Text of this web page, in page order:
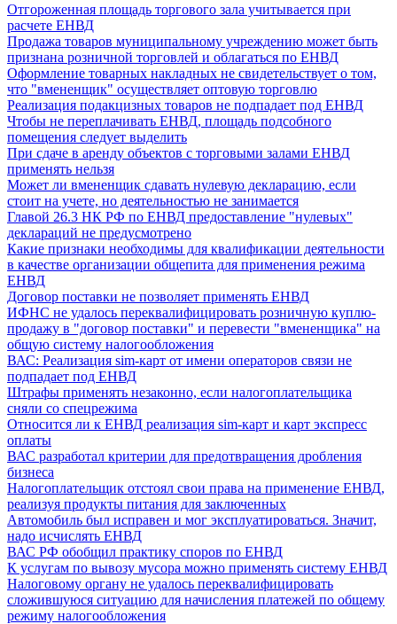
Отгороженная площадь торгового зала учитывается при
расчете ЕНВД
Продажа товаров муниципальному учреждению может быть
признана розничной торговлей и облагаться по ЕНВД
Оформление товарных накладных не свидетельствует о том,
что "вмененщик" осуществляет оптовую торговлю
Реализация подакцизных товаров не подпадает под ЕНВД
Чтобы не переплачивать ЕНВД, площадь подсобного
помещения следует выделить
При сдаче в аренду объектов с торговыми залами ЕНВД
применять нельзя
Может ли вмененщик сдавать нулевую декларацию, если
стоит на учете, но деятельностью не занимается
Главой 26.3 НК РФ по ЕНВД предоставление "нулевых"
деклараций не предусмотрено
Какие признаки необходимы для квалификации деятельности
в качестве организации общепита для применения режима
ЕНВД
Договор поставки не позволяет применять ЕНВД
ИФНС не удалось переквалифицировать розничную куплю-
продажу в "договор поставки" и перевести "вмененщика" на
общую систему налогообложения
ВАС: Реализация sim-карт от имени операторов связи не
подпадает под ЕНВД
Штрафы применять незаконно, если налогоплательщика
сняли со спецрежима
Относится ли к ЕНВД реализация sim-карт и карт экспресс
оплаты
ВАС разработал критерии для предотвращения дробления
бизнеса
Налогоплательщик отстоял свои права на применение ЕНВД,
реализуя продукты питания для заключенных
Автомобиль был исправен и мог эксплуатироваться. Значит,
надо исчислять ЕНВД
ВАС РФ обобщил практику споров по ЕНВД
К услугам по вывозу мусора можно применять систему ЕНВД
Налоговому органу не удалось переквалифицировать
сложившуюся ситуацию для начисления платежей по общему
режиму налогообложения